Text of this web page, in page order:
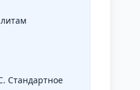
Стандартное